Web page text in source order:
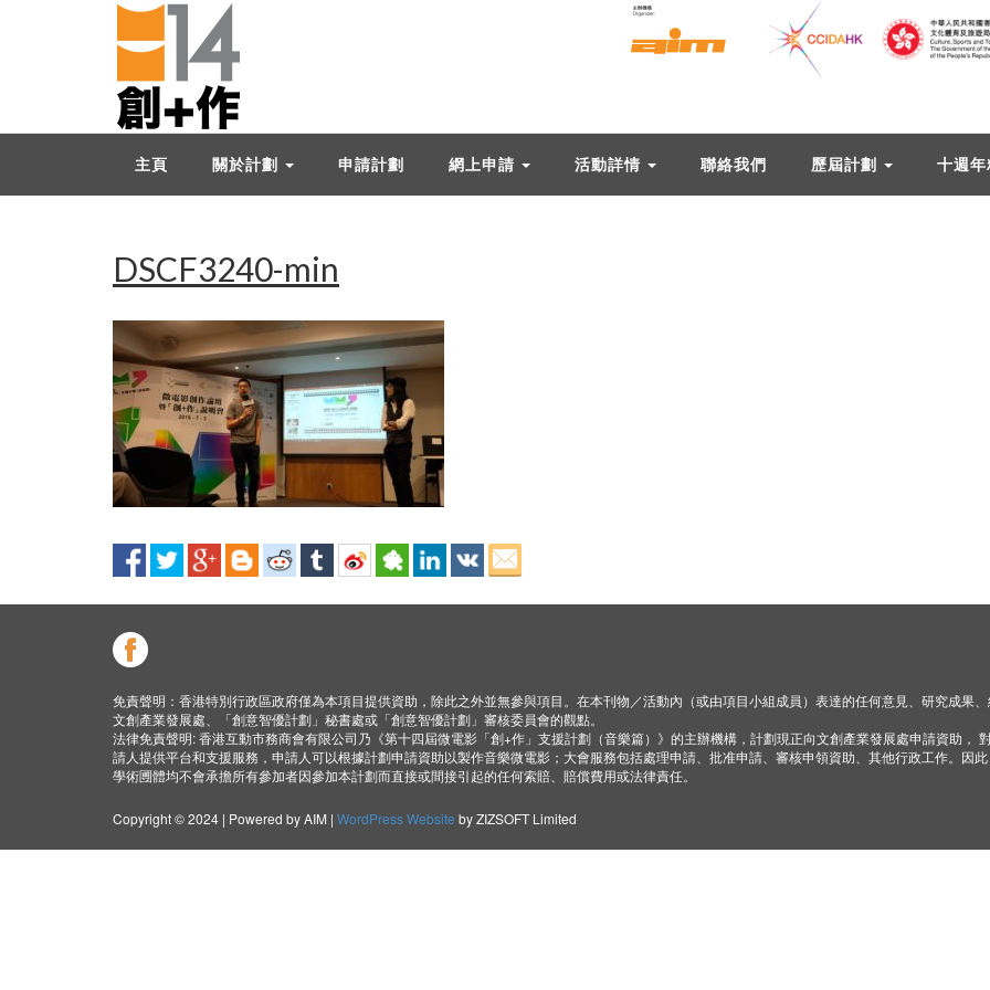
主頁 關於計劃 申請計劃 網上申請 活動詳情 聯絡我們 歷屆計劃 十週
DSCF3240-min
免責聲明：香港特別行政區政府僅為本項目提供資助，除此之外並無參與項目。在本刊物／活動內（或由項目小組成員）表達的任何意見、研究成果
文創產業發展處、「創意智優計劃」秘書處或「創意智優計劃」審核委員會的觀點。
法律免責聲明: 香港互動市務商會有限公司乃《第十四屆微電影「創+作」支援計劃（音樂篇）》的主辦機構，計劃現正向文創產業發展處申請資助，
請人提供平台和支援服務，申請人可以根據計劃申請資助以製作音樂微電影；大會服務包括處理申請、批准申請、審核申領資助、其他行政工作。因
學術圑體均不會承擔所有參加者因參加本計劃而直接或間接引起的任何索賠、賠償費用或法律責任。
Copyright © 2024 | Powered by AIM | WordPress Website by ZIZSOFT Limited